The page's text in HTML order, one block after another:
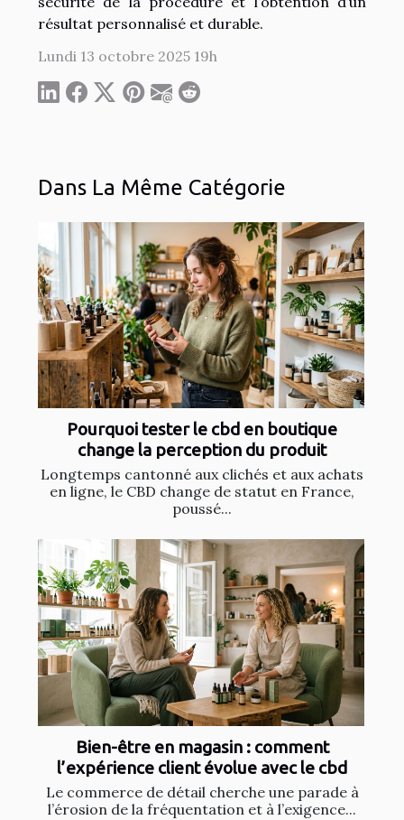
résultat personnalisé et durable.
Lundi 13 octobre 2025 19h
Dans La Même Catégorie
Pourquoi tester le cbd en boutique
change la perception du produit
Longtemps cantonné aux clichés et aux achats
en ligne, le CBD change de statut en France,
poussé...
Bien-être en magasin : comment
l’expérience client évolue avec le cbd
Le commerce de détail cherche une parade à
l’érosion de la fréquentation et à l’exigence...